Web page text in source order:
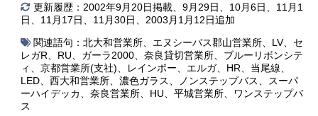
更新履歴：2002年9月20日掲載、9月29日、10月6日、11月1
日、11月17日、11月30日、2003月1月12日追加
関連語句： 北大和営業所 エヌシーバス郡山営業所 LV、 セ
レガR
RU ガーラ2000 奈良貸切営業所
ブルーリボンシテ
ィ
京都営業所(支社) レインボー エルガ、 HR 当尾線
LED
西大和営業所 濃色ガラス ノンステップバス
スーパ
ーハイデッカ
奈良営業所 HU 平城営業所
ワンステップバ
ス